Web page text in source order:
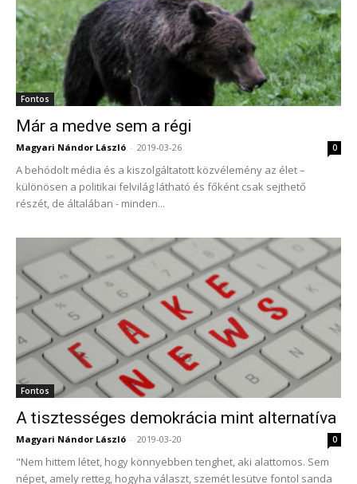
Fontos
Már a medve sem a régi
Magyari Nándor László - 2019-03-26 0
A behódolt média és a kiszolgáltatott közvélemény az élet –
különösen a politikai felvilág látható és főként csak sejthető
részét, de általában - minden...
Fontos
A tisztességes demokrácia mint alternatíva
Magyari Nándor László - 2019-03-20 0
"Nem hittem létet, hogy könnyebben tenghet, aki alattomos. Sem
népet, amely retteg, hogyha választ, szemét lesütve fontol sanda